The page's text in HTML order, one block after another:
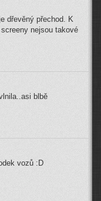
dřevěný přechod. K
nejsou takové
blbě
vozů :D